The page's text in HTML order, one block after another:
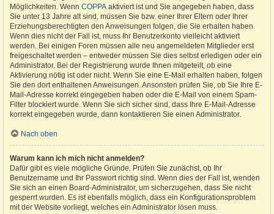
Möglichkeiten. Wenn COPPA aktiviert ist und Sie angegeben haben, dass
Sie unter 13 Jahre alt sind, müssen Sie bzw. einer Ihrer Eltern oder Ihrer
Erziehungsberechtigten den Anweisungen folgen, die Sie erhalten haben.
Wenn dies nicht der Fall ist, muss Ihr Benutzerkonto vielleicht aktiviert
werden. Bei einigen Foren müssen alle neu angemeldeten Mitglieder erst
freigeschaltet werden – entweder müssen Sie dies selbst erledigen oder ein
Administrator. Bei der Registrierung wurde Ihnen mitgeteilt, ob eine
Aktivierung nötig ist oder nicht. Wenn Sie eine E-Mail erhalten haben, folgen
Sie den dort enthaltenen Anweisungen. Ansonsten prüfen Sie, ob Sie Ihre E-
Mail-Adresse korrekt eingegeben haben oder die E-Mail von einem Spam-
Filter blockiert wurde. Wenn Sie sich sicher sind, dass Ihre E-Mail-Adresse
korrekt eingegeben wurde, dann kontaktieren Sie einen Administrator.
Nach oben
Warum kann ich mich nicht anmelden?
Dafür gibt es viele mögliche Gründe. Prüfen Sie zunächst, ob Ihr
Benutzername und Ihr Passwort richtig sind. Wenn dies der Fall ist, wenden
Sie sich an einen Board-Administrator, um sicherzugehen, dass Sie nicht
gesperrt wurden. Es ist ebenfalls möglich, dass ein Konfigurationsproblem
mit der Website vorliegt, welches ein Administrator lösen muss.